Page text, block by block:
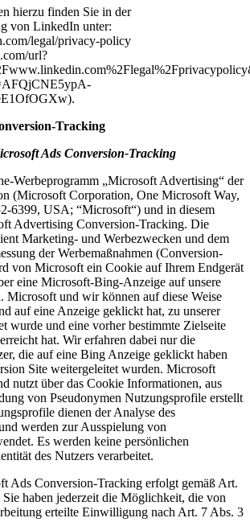
hierzu finden Sie in der
von LinkedIn unter:
legal/privacy-policy
url?
Tracking
Ads Conversion-Tracking
Werbeprogramm „Microsoft Advertising“ der
(Microsoft Corporation, One Microsoft Way,
6399, USA; “Microsoft“) und in diesem
Advertising Conversion-Tracking. Die
Marketing- und Werbezwecken und dem
der Werbemaßnahmen (Conversion-
von Microsoft ein Cookie auf Ihrem Endgerät
eine Microsoft-Bing-Anzeige auf unsere
Microsoft und wir können auf diese Weise
auf eine Anzeige geklickt hat, zu unserer
wurde und eine vorher bestimmte Zielseite
hat. Wir erfahren dabei nur die
die auf eine Bing Anzeige geklickt haben
Site weitergeleitet wurden. Microsoft
nutzt über das Cookie Informationen, aus
von Pseudonymen Nutzungsprofile erstellt
dienen der Analyse des
werden zur Ausspielung von
Es werden keine persönlichen
des Nutzers verarbeitet.
Ads Conversion-Tracking erfolgt gemäß Art.
haben jederzeit die Möglichkeit, die von
erteilte Einwilligung nach Art. 7 Abs. 3